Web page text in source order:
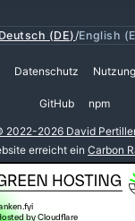
Deutsch (DE) /English
Datenschutz
GitHub npm
2022-2026 David
erreicht ein Carbon